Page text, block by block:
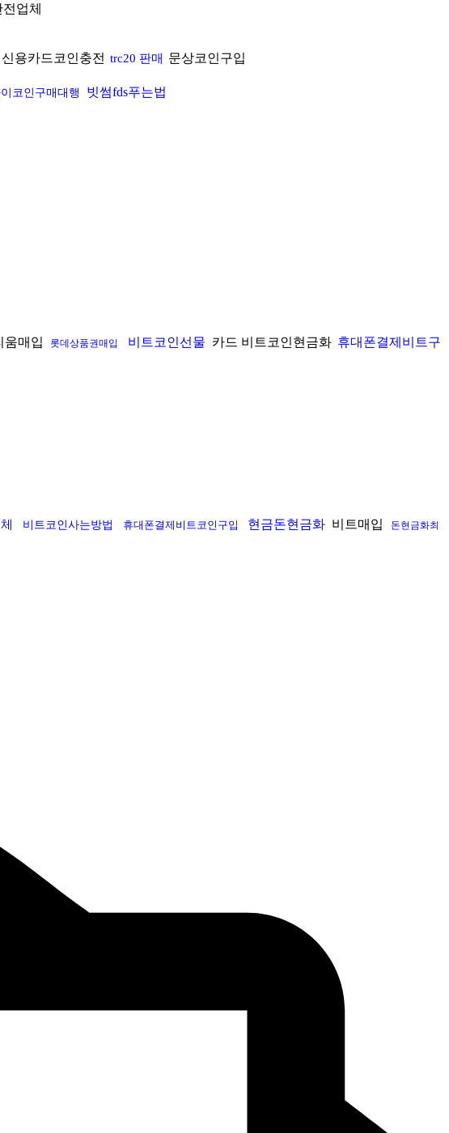
업체
신용카드코인충전 trc20 판매
문상코인구입
코인구매대행 빗썸fds푸는법
움매입 롯데상품권매입 비트코인선물 카드 비트코인현금화 휴대폰결제비트구
비트코인사는방법 휴대폰결제비트코인구입 현금돈현금화 비트매입
돈현금화최